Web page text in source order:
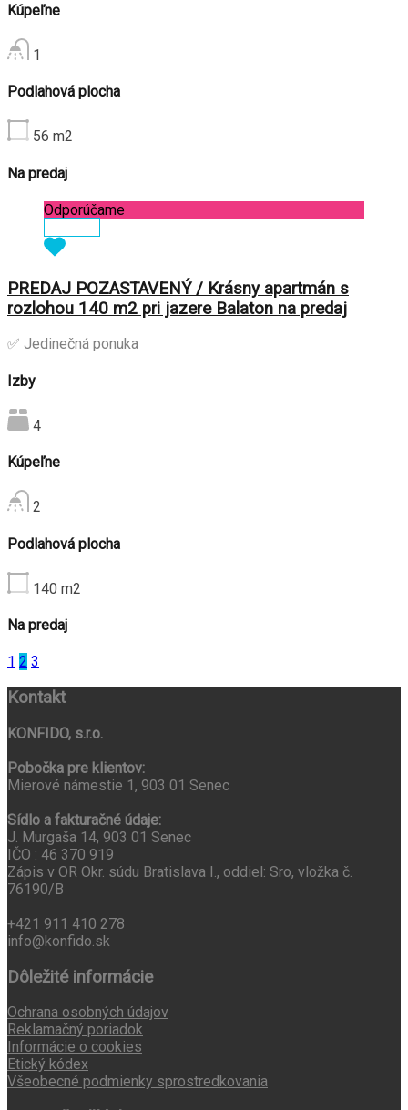
Kúpeľne
1
Podlahová plocha
56 m2
Na predaj
Odporúčame
PREDAJ POZASTAVENÝ / Krásny apartmán s
rozlohou 140 m2 pri jazere Balaton na predaj
✅ Jedinečná ponuka
Izby
4
Kúpeľne
2
Podlahová plocha
140 m2
Na predaj
1 2 3
Kontakt
KONFIDO, s.r.o.
Pobočka pre klientov:
Mierové námestie 1, 903 01 Senec
Sídlo a fakturačné údaje:
J. Murgaša 14, 903 01 Senec
IČO : 46 370 919
Zápis v OR Okr. súdu Bratislava I., oddiel: Sro, vložka č.
76190/B
+421 911 410 278
info@konfido.sk
Dôležité informácie
Ochrana osobných údajov
Reklamačný poriadok
Informácie o cookies
Etický kódex
Všeobecné podmienky sprostredkovania